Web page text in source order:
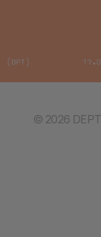
© 2026 DEPT